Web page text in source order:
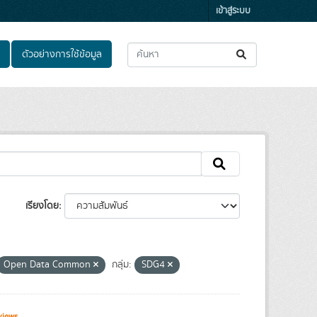
เข้าสู่ระบบ
ตัวอย่างการใช้ข้อมูล
เรียงโดย
Open Data Common กลุ่ม: SDG4